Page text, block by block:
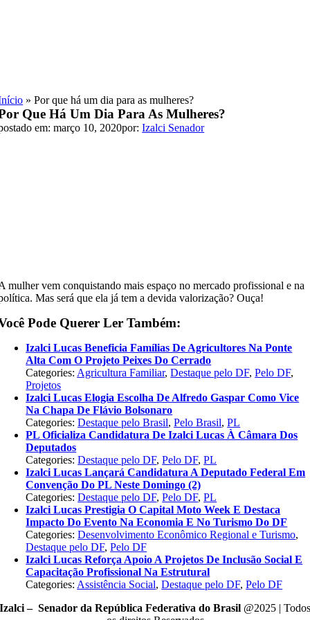
»Por que há um dia para as mulheres?
Que Há Um Dia Para As Mulheres?
em: março 10, 2020por:Izalci Senador
mulher vem conquistando mais espaço no mercado profissional e na
Mas será que ela já tem a devida valorização? Ouça!
Pode Querer Ler Também:
Izalci Lucas Beneficia Famílias De Agricultores Na Ponte
Alta Com O Projeto Peixes Do Cerrado
Categories: Agricultura Familiar,Destaque pelo DF,Pelo DF,
Projetos
Izalci Lucas Elogia Escolha De Alfredo Gaspar Como Vice
Na Chapa De Flávio Bolsonaro
Categories:Destaque pelo Brasil,Pelo Brasil,PL
PL Oficializa Candidatura De Izalci Lucas À Câmara Dos
Deputados
Categories:Destaque pelo DF,Pelo DF,PL
Izalci Lucas Lançará Candidatura A Deputado Federal Em
Convenção Do PL Neste Domingo (2)
Categories:Destaque pelo DF,Pelo DF,PL
Izalci Lucas Prestigia O Capital Moto Week E Destaca
Impacto Do Evento Na Economia E No Turismo Do DF
Categories:Desenvolvimento Econômico Regional e Turismo,
Destaque pelo DF,Pelo DF
Izalci Lucas Reforça Apoio A Projetos De Inclusão Social E
Capacitação Profissional Na Estrutural
Categories: Assistência Social,Destaque pelo DF,Pelo DF
Izalci – Senador da República Federativa do Brasil @2025 | Todos